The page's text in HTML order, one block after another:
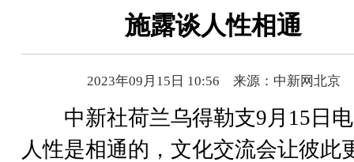
施露谈人性相通
2023年09月15日 10:56 来源：中新网北京
中新社荷兰乌得勒支9月15日
人性是相通的，文化交流会让彼此